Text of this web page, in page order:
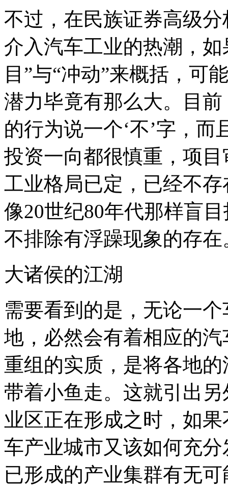
不过，在民族证券高级
介入汽车工业的热潮，
目”与“冲动”来概括，可
潜力毕竟有那么大。目
的行为说一个‘不’字，
投资一向都很慎重，项
工业格局已定，已经不
像20世纪80年代那样盲
不排除有浮躁现象的存在
大诸侯的江湖
需要看到的是，无论一
地，必然会有着相应的
重组的实质，是将各地
带着小鱼走。这就引出
业区正在形成之时，如
车产业城市又该如何充
已形成的产业集群有无